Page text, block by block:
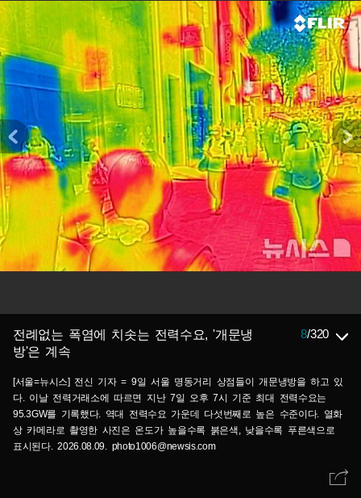
전례없는 폭염에 치솟는 전력수요, '개문냉
방'은 계속
8/320
[서울=뉴시스] 전신 기자 = 9일 서울 명동거리 상점들이 개문냉방을 하고 있
다. 이날 전력거래소에 따르면 지난 7일 오후 7시 기준 최대 전력수요는
95.3GW를 기록했다. 역대 전력수요 가운데 다섯번째로 높은 수준이다. 열화
상 카메라로 촬영한 사진은 온도가 높을수록 붉은색, 낮을수록 푸른색으로
표시된다. 2026.08.09. photo1006@newsis.com